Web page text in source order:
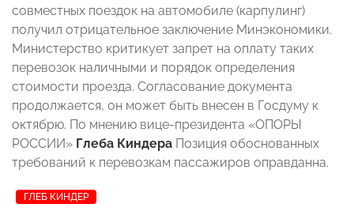
совместных поездок на автомобиле (карпулинг)
получил отрицательное заключение Минэкономики.
Министерство критикует запрет на оплату таких
перевозок наличными и порядок определения
стоимости проезда. Согласование документа
продолжается, он может быть внесен в Госдуму к
октябрю. По мнению вице-президента «ОПОРЫ
РОССИИ» Глеба Киндера Позиция обоснованных
требований к перевозкам пассажиров оправданна.
ГЛЕБ КИНДЕР